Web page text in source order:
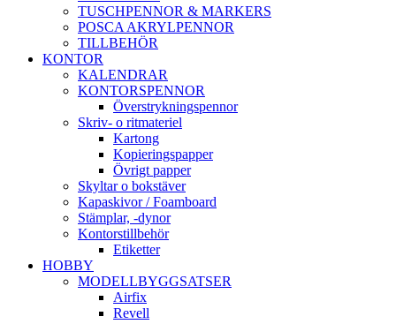
TUSCHPENNOR & MARKERS
POSCA AKRYLPENNOR
TILLBEHÖR
KONTOR
KALENDRAR
KONTORSPENNOR
Överstrykningspennor
Skriv- o ritmateriel
Kartong
Kopieringspapper
Övrigt papper
Skyltar o bokstäver
Kapaskivor / Foamboard
Stämplar, -dynor
Kontorstillbehör
Etiketter
HOBBY
MODELLBYGGSATSER
Airfix
Revell